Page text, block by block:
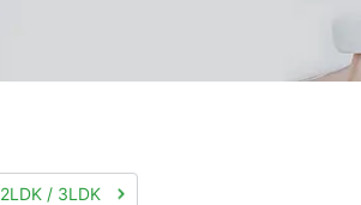
2LDK / 3LDK